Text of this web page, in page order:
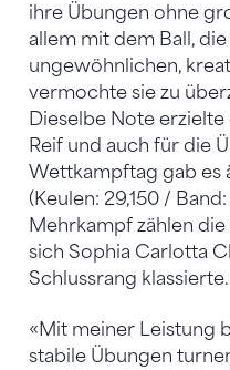
ihre Übungen ohne
allem mit dem Ball,
ungewöhnlichen,
vermochte sie zu
Dieselbe Note
Reif und auch für die
Wettkampftag gab es
(Keulen: 29,150 /
Mehrkampf zählen
sich Sophia Carlotta
Schlussrang klassierte.
«Mit meiner Leistung
stabile Übungen